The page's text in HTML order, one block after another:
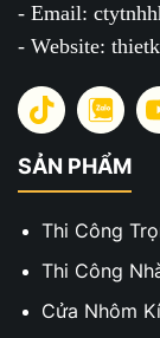
- Email:
- Website:
SẢN PHẨM
Thi Công
Thi Công
Cửa Nhôm